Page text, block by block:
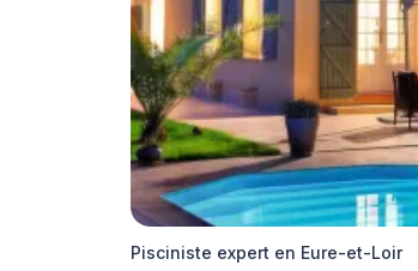
Pisciniste expert en Eure-et-Loir